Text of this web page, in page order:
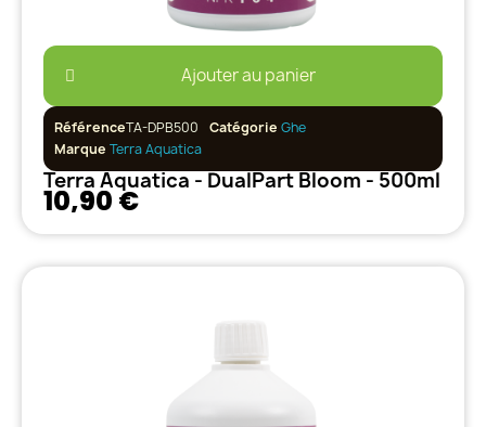
Ajouter au panier
RéférenceTA-DPB500 Catégorie Ghe
Marque Terra Aquatica
Terra Aquatica - DualPart Bloom - 500ml
10,90 €